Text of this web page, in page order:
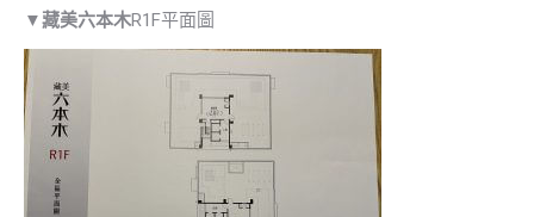
▼藏美六本木R1F平面圖